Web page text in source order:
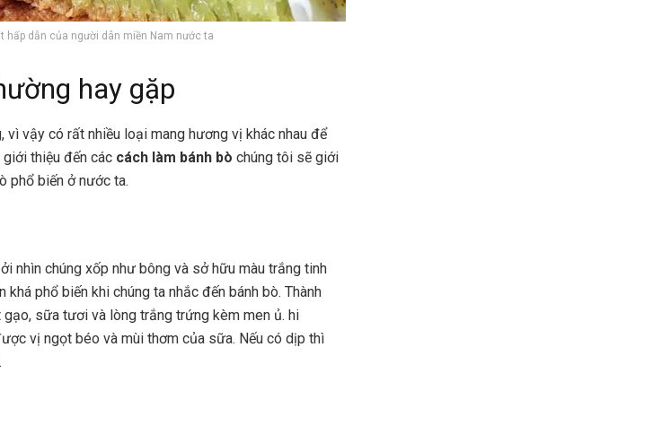
hấp dẫn của người dân miền Nam nước ta
hay gặp
vậy có rất nhiều loại mang hương vị khác nhau để
thiệu đến các cách làm bánh bò chúng tôi sẽ giới
phổ biến ở nước ta.
nhìn chúng xốp như bông và sở hữu màu trắng tinh
phổ biến khi chúng ta nhắc đến bánh bò. Thành
sữa tươi và lòng trắng trứng kèm men ủ. hi
vị ngọt béo và mùi thơm của sữa. Nếu có dịp thì